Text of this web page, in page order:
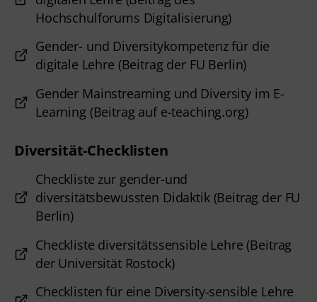
Hochschulforums Digitalisierung)
Gender- und Diversitykompetenz für die
digitale Lehre (Beitrag der FU Berlin)
Gender Mainstreaming und Diversity im E-
Learning (Beitrag auf e-teaching.org)
Diversität-Checklisten
Checkliste zur gender-und
diversitätsbewussten Didaktik (Beitrag der FU
Berlin)
Checkliste diversitätssensible Lehre (Beitrag
der Universität Rostock)
Checklisten für eine Diversity-sensible Lehre